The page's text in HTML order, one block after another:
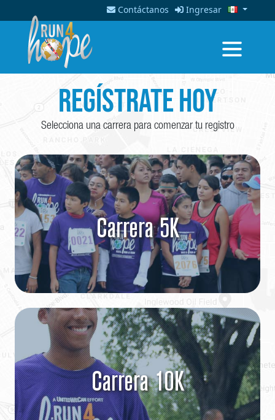
Contáctanos Ingresar
Regístrate hoy
Selecciona una carrera para comenzar tu registro
Carrera 5K
Carrera 10K